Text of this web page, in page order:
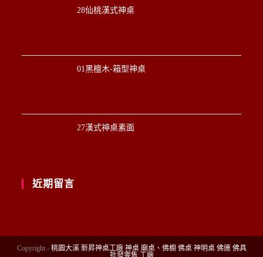
28仙桃漢式神桌
01黑檀木-箱型神桌
27漢式神桌素面
近期留言
Copyright - 桃園大溪 新昇神桌工廠 神桌 廟桌、佛櫥 佛桌 神明桌 佛連 佛具
批發零售 工廠